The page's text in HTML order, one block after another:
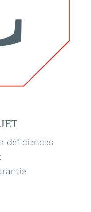
déficiences